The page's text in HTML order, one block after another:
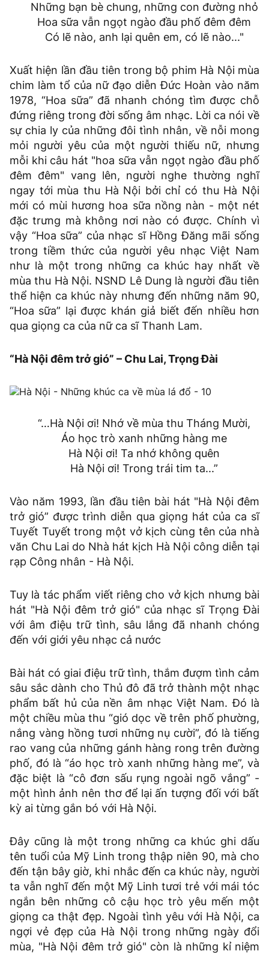
Những bạn bè chung, những con đường nhỏ
Hoa sữa vẫn ngọt ngào đầu phố đêm đêm
Có lẽ nào, anh lại quên em, có lẽ nào..."
Xuất hiện lần đầu tiên trong bộ phim Hà Nội mùa
chim làm tổ của nữ đạo diễn Đức Hoàn vào năm
1978, “Hoa sữa” đã nhanh chóng tìm được chỗ
đứng riêng trong đời sống âm nhạc. Lời ca nói về
sự chia ly của những đôi tình nhân, về nỗi mong
mỏi người yêu của một người thiếu nữ, nhưng
mỗi khi câu hát "hoa sữa vẫn ngọt ngào đầu phố
đêm đêm" vang lên, người nghe thường nghĩ
ngay tới mùa thu Hà Nội bởi chỉ có thu Hà Nội
mới có mùi hương hoa sữa nồng nàn - một nét
đặc trưng mà không nơi nào có được. Chính vì
vậy “Hoa sữa” của nhạc sĩ Hồng Đăng mãi sống
trong tiềm thức của người yêu nhạc Việt Nam
như là một trong những ca khúc hay nhất về
mùa thu Hà Nội. NSND Lê Dung là người đầu tiên
thể hiện ca khúc này nhưng đến những năm 90,
“Hoa sữa” lại được khán giả biết đến nhiều hơn
qua giọng ca của nữ ca sĩ Thanh Lam.
“Hà Nội đêm trở gió” – Chu Lai, Trọng Đài
“…Hà Nội ơi! Nhớ về mùa thu Tháng Mười,
Áo học trò xanh những hàng me
Hà Nội ơi! Ta nhớ không quên
Hà Nội ơi! Trong trái tim ta...”
Vào năm 1993, lần đầu tiên bài hát "Hà Nội đêm
trở gió” được trình diễn qua giọng hát của ca sĩ
Tuyết Tuyết trong một vở kịch cùng tên của nhà
văn Chu Lai do Nhà hát kịch Hà Nội công diễn tại
rạp Công nhân - Hà Nội.
Tuy là tác phẩm viết riêng cho vở kịch nhưng bài
hát "Hà Nội đêm trở gió" của nhạc sĩ Trọng Đài
với âm điệu trữ tình, sâu lắng đã nhanh chóng
đến với giới yêu nhạc cả nước
Bài hát có giai điệu trữ tình, thắm đượm tình cảm
sâu sắc dành cho Thủ đô đã trở thành một nhạc
phẩm bất hủ của nền âm nhạc Việt Nam. Đó là
một chiều mùa thu “gió dọc về trên phố phường,
nắng vàng hồng tươi những nụ cười”, đó là tiếng
rao vang của những gánh hàng rong trên đường
phố, đó là “áo học trò xanh những hàng me”, và
đặc biệt là “cô đơn sấu rụng ngoài ngõ vắng” -
một hình ảnh nên thơ để lại ấn tượng đối với bất
kỳ ai từng gắn bó với Hà Nội.
Đây cũng là một trong những ca khúc ghi dấu
tên tuổi của Mỹ Linh trong thập niên 90, mà cho
đến tận bây giờ, khi nhắc đến ca khúc này, người
ta vẫn nghĩ đến một Mỹ Linh tươi trẻ với mái tóc
ngắn bên những cô cậu học trò yêu mến một
giọng ca thật đẹp. Ngoài tình yêu với Hà Nội, ca
ngợi vẻ đẹp của Hà Nội trong những ngày đổi
mùa, "Hà Nội đêm trở gió" còn là những kỉ niệm